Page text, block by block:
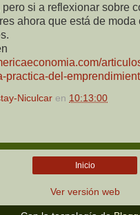
pero si a reflexionar sobre
ahora que está de moda
practica-del-
Niculcar en 10:13:00
Inicio
Ver versión web